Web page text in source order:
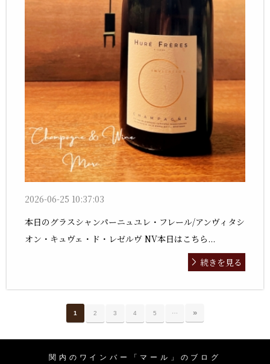
2026-06-25 10:37:03
本日のグラスシャンパーニュユレ・フレール/アンヴィタシ
オン・キュヴェ・ド・レゼルヴ NV本日はこちら...
続きを見る
1 2 3 4 5 … »
関内のワインバー「マール」のブログ